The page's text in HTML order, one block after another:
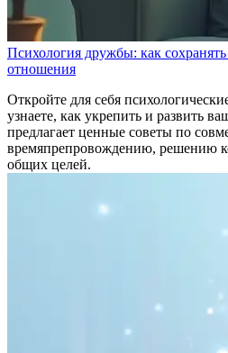
Психология дружбы: как
отношения
Откройте для себя
узнаете, как укрепить и развить
предлагает ценные советы по
времяпрепровождению, решению
общих целей.